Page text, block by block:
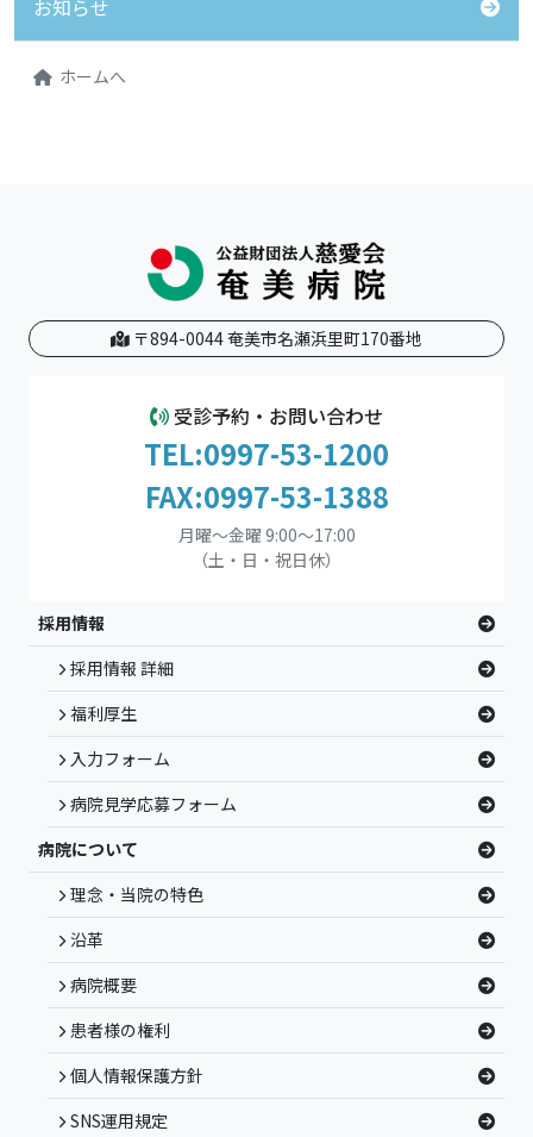
お知らせ
ホームへ
〒894-0044 奄美市名瀬浜里町170番地
受診予約・お問い合わせ
TEL:0997-53-1200
FAX:0997-53-1388
月曜～金曜 9:00～17:00
（土・日・祝日休）
採用情報
採用情報 詳細
福利厚生
入力フォーム
病院見学応募フォーム
病院について
理念・当院の特色
沿革
病院概要
患者様の権利
個人情報保護方針
SNS運用規定